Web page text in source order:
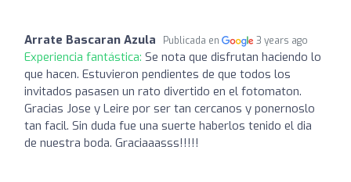
Arrate Bascaran Azula Publicada en 3 years ago
Experiencia fantástica: Se nota que disfrutan haciendo lo
que hacen. Estuvieron pendientes de que todos los
invitados pasasen un rato divertido en el fotomaton.
Gracias Jose y Leire por ser tan cercanos y ponernoslo
tan facil. Sin duda fue una suerte haberlos tenido el dia
de nuestra boda. Graciaaasss!!!!!